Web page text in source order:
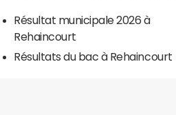
Résultat municipale 2026 à
Rehaincourt
Résultats du bac à Rehaincourt